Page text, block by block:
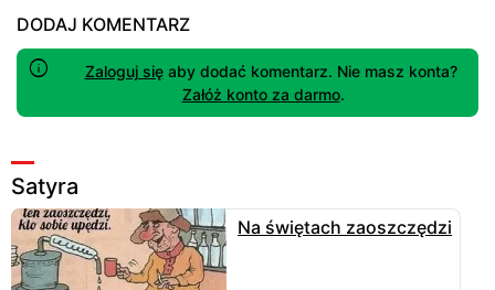
DODAJ KOMENTARZ
Zaloguj sięaby dodać komentarz. Nie masz konta?
Załóż konto za darmo.
Satyra
Na świętach zaoszczędzi